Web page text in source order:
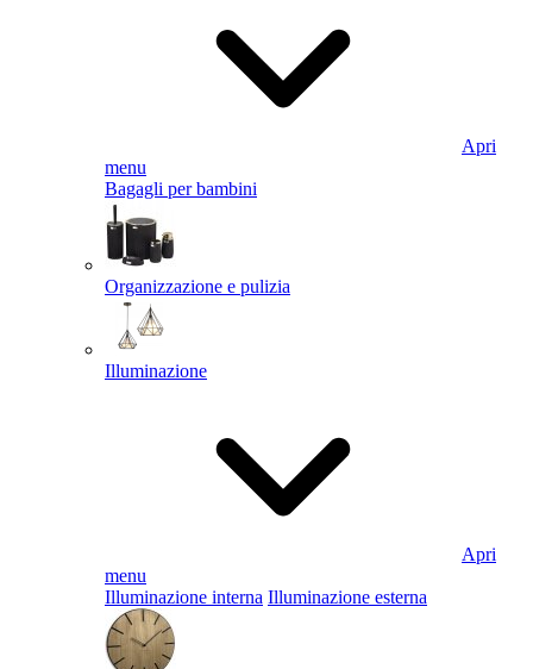
Apri
menu
Bagagli per bambini
Organizzazione e pulizia
Illuminazione
Apri
menu
Illuminazione interna Illuminazione esterna